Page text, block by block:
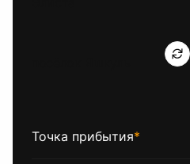
Точка прибытия*